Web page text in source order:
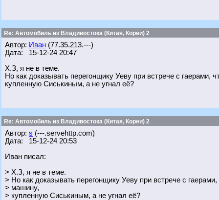
Re: Автомобиль из Владивостока (Китая, Кореи) 2
Автор: Иван (77.35.213.---)
Дата: 15-12-24 20:47
Х.З, я не в теме.
Но как доказывать перегонщику Уеву при встрече с гаерами,
купленную Сиськиным, а не угнал её?
Re: Автомобиль из Владивостока (Китая, Кореи) 2
Автор: s (---.servehttp.com)
Дата: 15-12-24 20:53
Иван писал:
> Х.З, я не в теме.
> Но как доказывать перегонщику Уеву при встрече с гаерами,
> машину,
> купленную Сиськиным, а не угнал её?